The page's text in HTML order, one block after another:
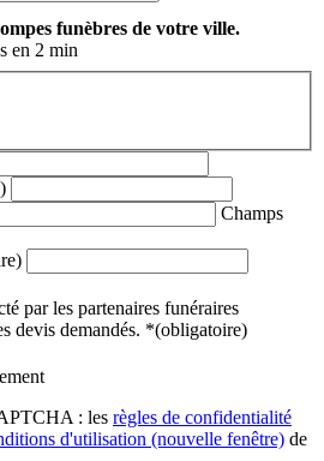
funèbres de votre ville.
en 2 min
Champs
par les partenaires funéraires
devis demandés. *(obligatoire)
: les règles de confidentialité
d'utilisation (nouvelle fenêtre) de